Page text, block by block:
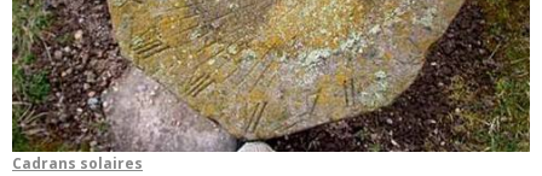
Cadrans solaires